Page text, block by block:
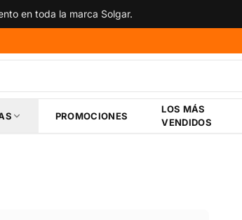
en toda la marca Solgar.
PROMOCIONES
LOS MÁS
VENDIDOS